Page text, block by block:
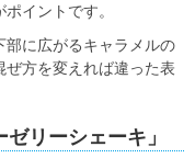
イントです。
部に広がるキャラメルの
方を変えれば違った表
リーシェーキ」